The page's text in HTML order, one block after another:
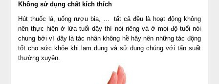
Không sử dụng chất kích thích
Hút thuốc lá, uống rượu bia, … tất cả đều là hoạt động không
nên thực hiện ở lứa tuổi dậy thì nói riêng và ở mọi độ tuổi nói
chung bởi vì đây là tác nhân không hề hây nên những tác động
tốt cho sức khỏe khi lạm dụng và sử dụng chúng với tấn suất
thường xuyên.